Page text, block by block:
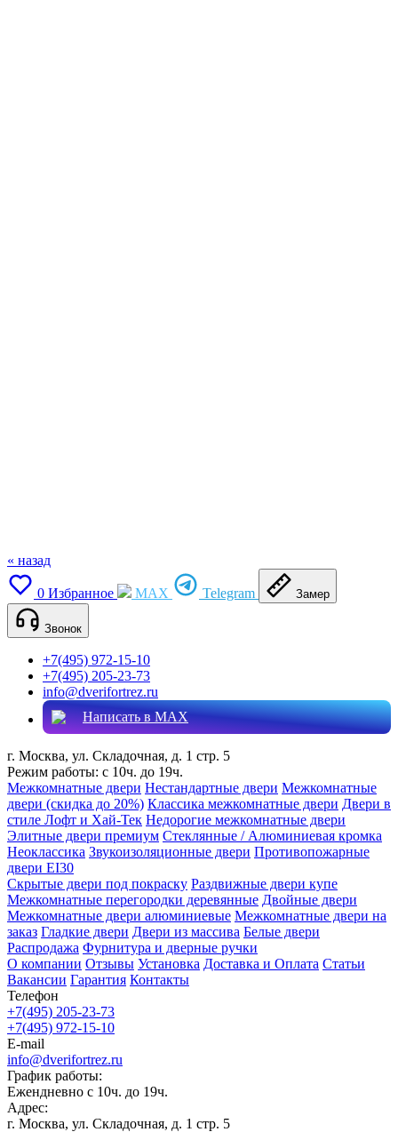
« назад
0 Избранное MAX Telegram Замер
Звонок
+7(495) 972-15-10
+7(495) 205-23-73
info@dverifortrez.ru
Написать в MAX
г. Москва, ул. Складочная, д. 1 стр. 5
Режим работы: с 10ч. до 19ч.
Межкомнатные двери Нестандартные двери Межкомнатные
двери (скидка до 20%) Классика межкомнатные двери Двери в
стиле Лофт и Хай-Тек Недорогие межкомнатные двери
Элитные двери премиум Стеклянные / Алюминиевая кромка
Неоклассика Звукоизоляционные двери Противопожарные
двери EI30
Скрытые двери под покраску Раздвижные двери купе
Межкомнатные перегородки деревянные Двойные двери
Межкомнатные двери алюминиевые Межкомнатные двери на
заказ Гладкие двери Двери из массива Белые двери
Распродажа Фурнитура и дверные ручки
О компании Отзывы Установка Доставка и Оплата Статьи
Вакансии Гарантия Контакты
Телефон
+7(495) 205-23-73
+7(495) 972-15-10
E-mail
info@dverifortrez.ru
График работы:
Ежендневно с 10ч. до 19ч.
Адрес:
г. Москва, ул. Складочная, д. 1 стр. 5